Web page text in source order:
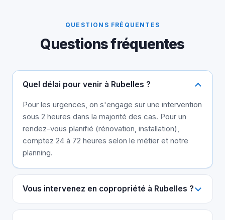
QUESTIONS FRÉQUENTES
Questions fréquentes
Quel délai pour venir à Rubelles ?
Pour les urgences, on s'engage sur une intervention
sous 2 heures dans la majorité des cas. Pour un
rendez-vous planifié (rénovation, installation),
comptez 24 à 72 heures selon le métier et notre
planning.
Vous intervenez en copropriété à Rubelles ?